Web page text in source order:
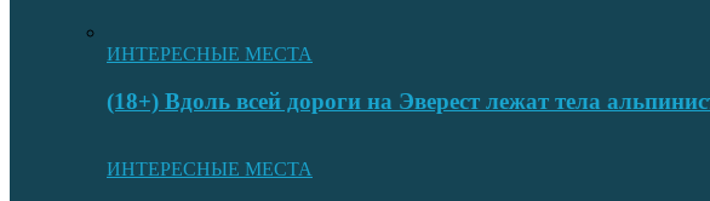
ИНТЕРЕСНЫЕ МЕСТА
(18+) Вдоль всей дороги на Эверест лежат тела
ИНТЕРЕСНЫЕ МЕСТА